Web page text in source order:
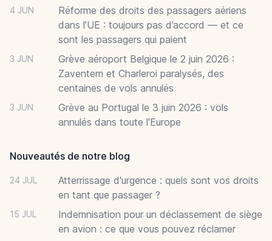
4 JUN
Réforme des droits des passagers aériens
dans l’UE : toujours pas d’accord — et ce
sont les passagers qui paient
3 JUN
Grève aéroport Belgique le 2 juin 2026 :
Zaventem et Charleroi paralysés, des
centaines de vols annulés
3 JUN
Grève au Portugal le 3 juin 2026 : vols
annulés dans toute l'Europe
Nouveautés de notre blog
24 JUL
Atterrissage d'urgence : quels sont vos droits
en tant que passager ?
15 JUL
Indemnisation pour un déclassement de siège
en avion : ce que vous pouvez réclamer